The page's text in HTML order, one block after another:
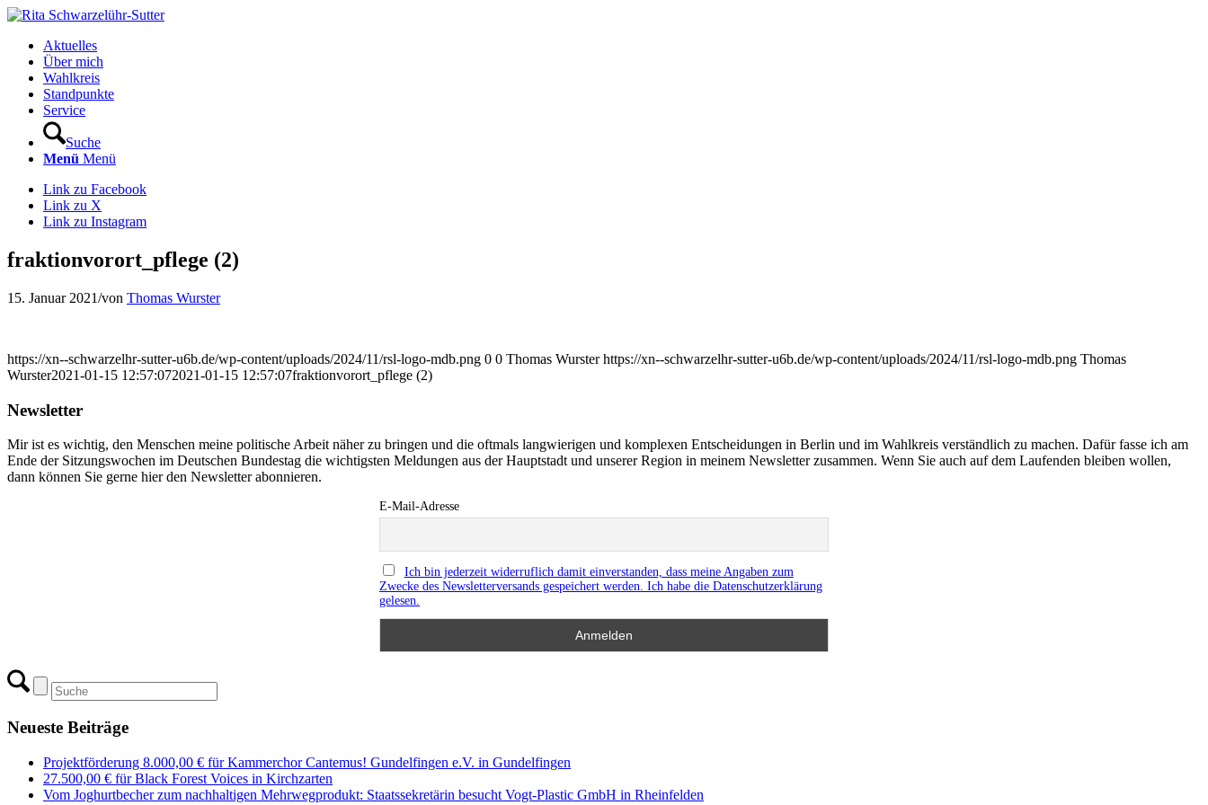
Aktuelles
Über mich
Wahlkreis
Standpunkte
Service
Suche
Menü Menü
Link zu Facebook
Link zu X
Link zu Instagram
fraktionvorort_pflege (2)
15. Januar 2021/von Thomas Wurster
https://xn--schwarzelhr-sutter-u6b.de/wp-content/uploads/2024/11/rsl-logo-mdb.png 0 0 Thomas Wurster https://xn--schwarzelhr-sutter-u6b.de/wp-content/uploads/2024/11/rsl-logo-mdb.png Thomas
Wurster2021-01-15 12:57:072021-01-15 12:57:07fraktionvorort_pflege (2)
Newsletter
Mir ist es wichtig, den Menschen meine politische Arbeit näher zu bringen und die oftmals langwierigen und komplexen Entscheidungen in Berlin und im Wahlkreis verständlich zu machen. Dafür fasse ich am
Ende der Sitzungswochen im Deutschen Bundestag die wichtigsten Meldungen aus der Hauptstadt und unserer Region in meinem Newsletter zusammen. Wenn Sie auch auf dem Laufenden bleiben wollen,
dann können Sie gerne hier den Newsletter abonnieren.
E-Mail-Adresse
Ich bin jederzeit widerruflich damit einverstanden, dass meine Angaben zum
Zwecke des Newsletterversands gespeichert werden. Ich habe die Datenschutzerklärung
gelesen.
Neueste Beiträge
Projektförderung 8.000,00 € für Kammerchor Cantemus! Gundelfingen e.V. in Gundelfingen
27.500,00 € für Black Forest Voices in Kirchzarten
Vom Joghurtbecher zum nachhaltigen Mehrwegprodukt: Staatssekretärin besucht Vogt-Plastic GmbH in Rheinfelden